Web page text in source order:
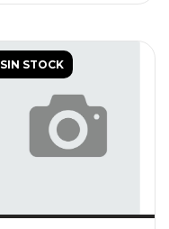
SIN STOCK